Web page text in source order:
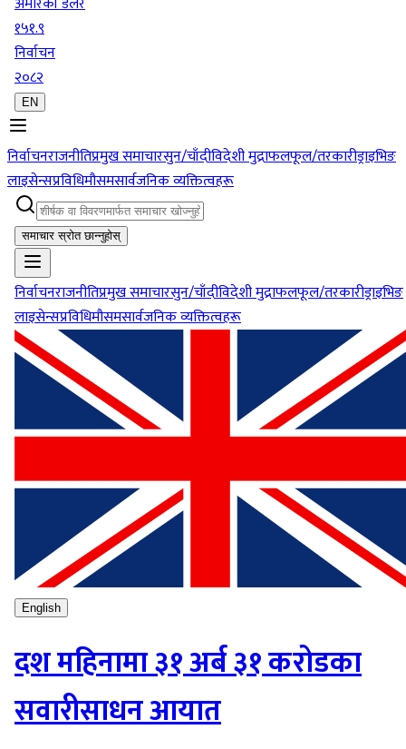
१५१.९
निर्वाचन
२०८२
EN
निर्वाचनराजनीतिप्रमुख समाचारसुन/चाँदीविदेशी मुद्राफलफूल/तरकारीड्राइभिङ
लाइसेन्सप्रविधिमौसमसार्वजनिक व्यक्तित्वहरू
समाचार स्रोत छान्नुहोस्
निर्वाचनराजनीतिप्रमुख समाचारसुन/चाँदीविदेशी मुद्राफलफूल/तरकारीड्राइभिङ
लाइसेन्सप्रविधिमौसमसार्वजनिक व्यक्तित्वहरू
English
दश महिनामा ३१ अर्ब ३१ करोडका
सवारीसाधन आयात